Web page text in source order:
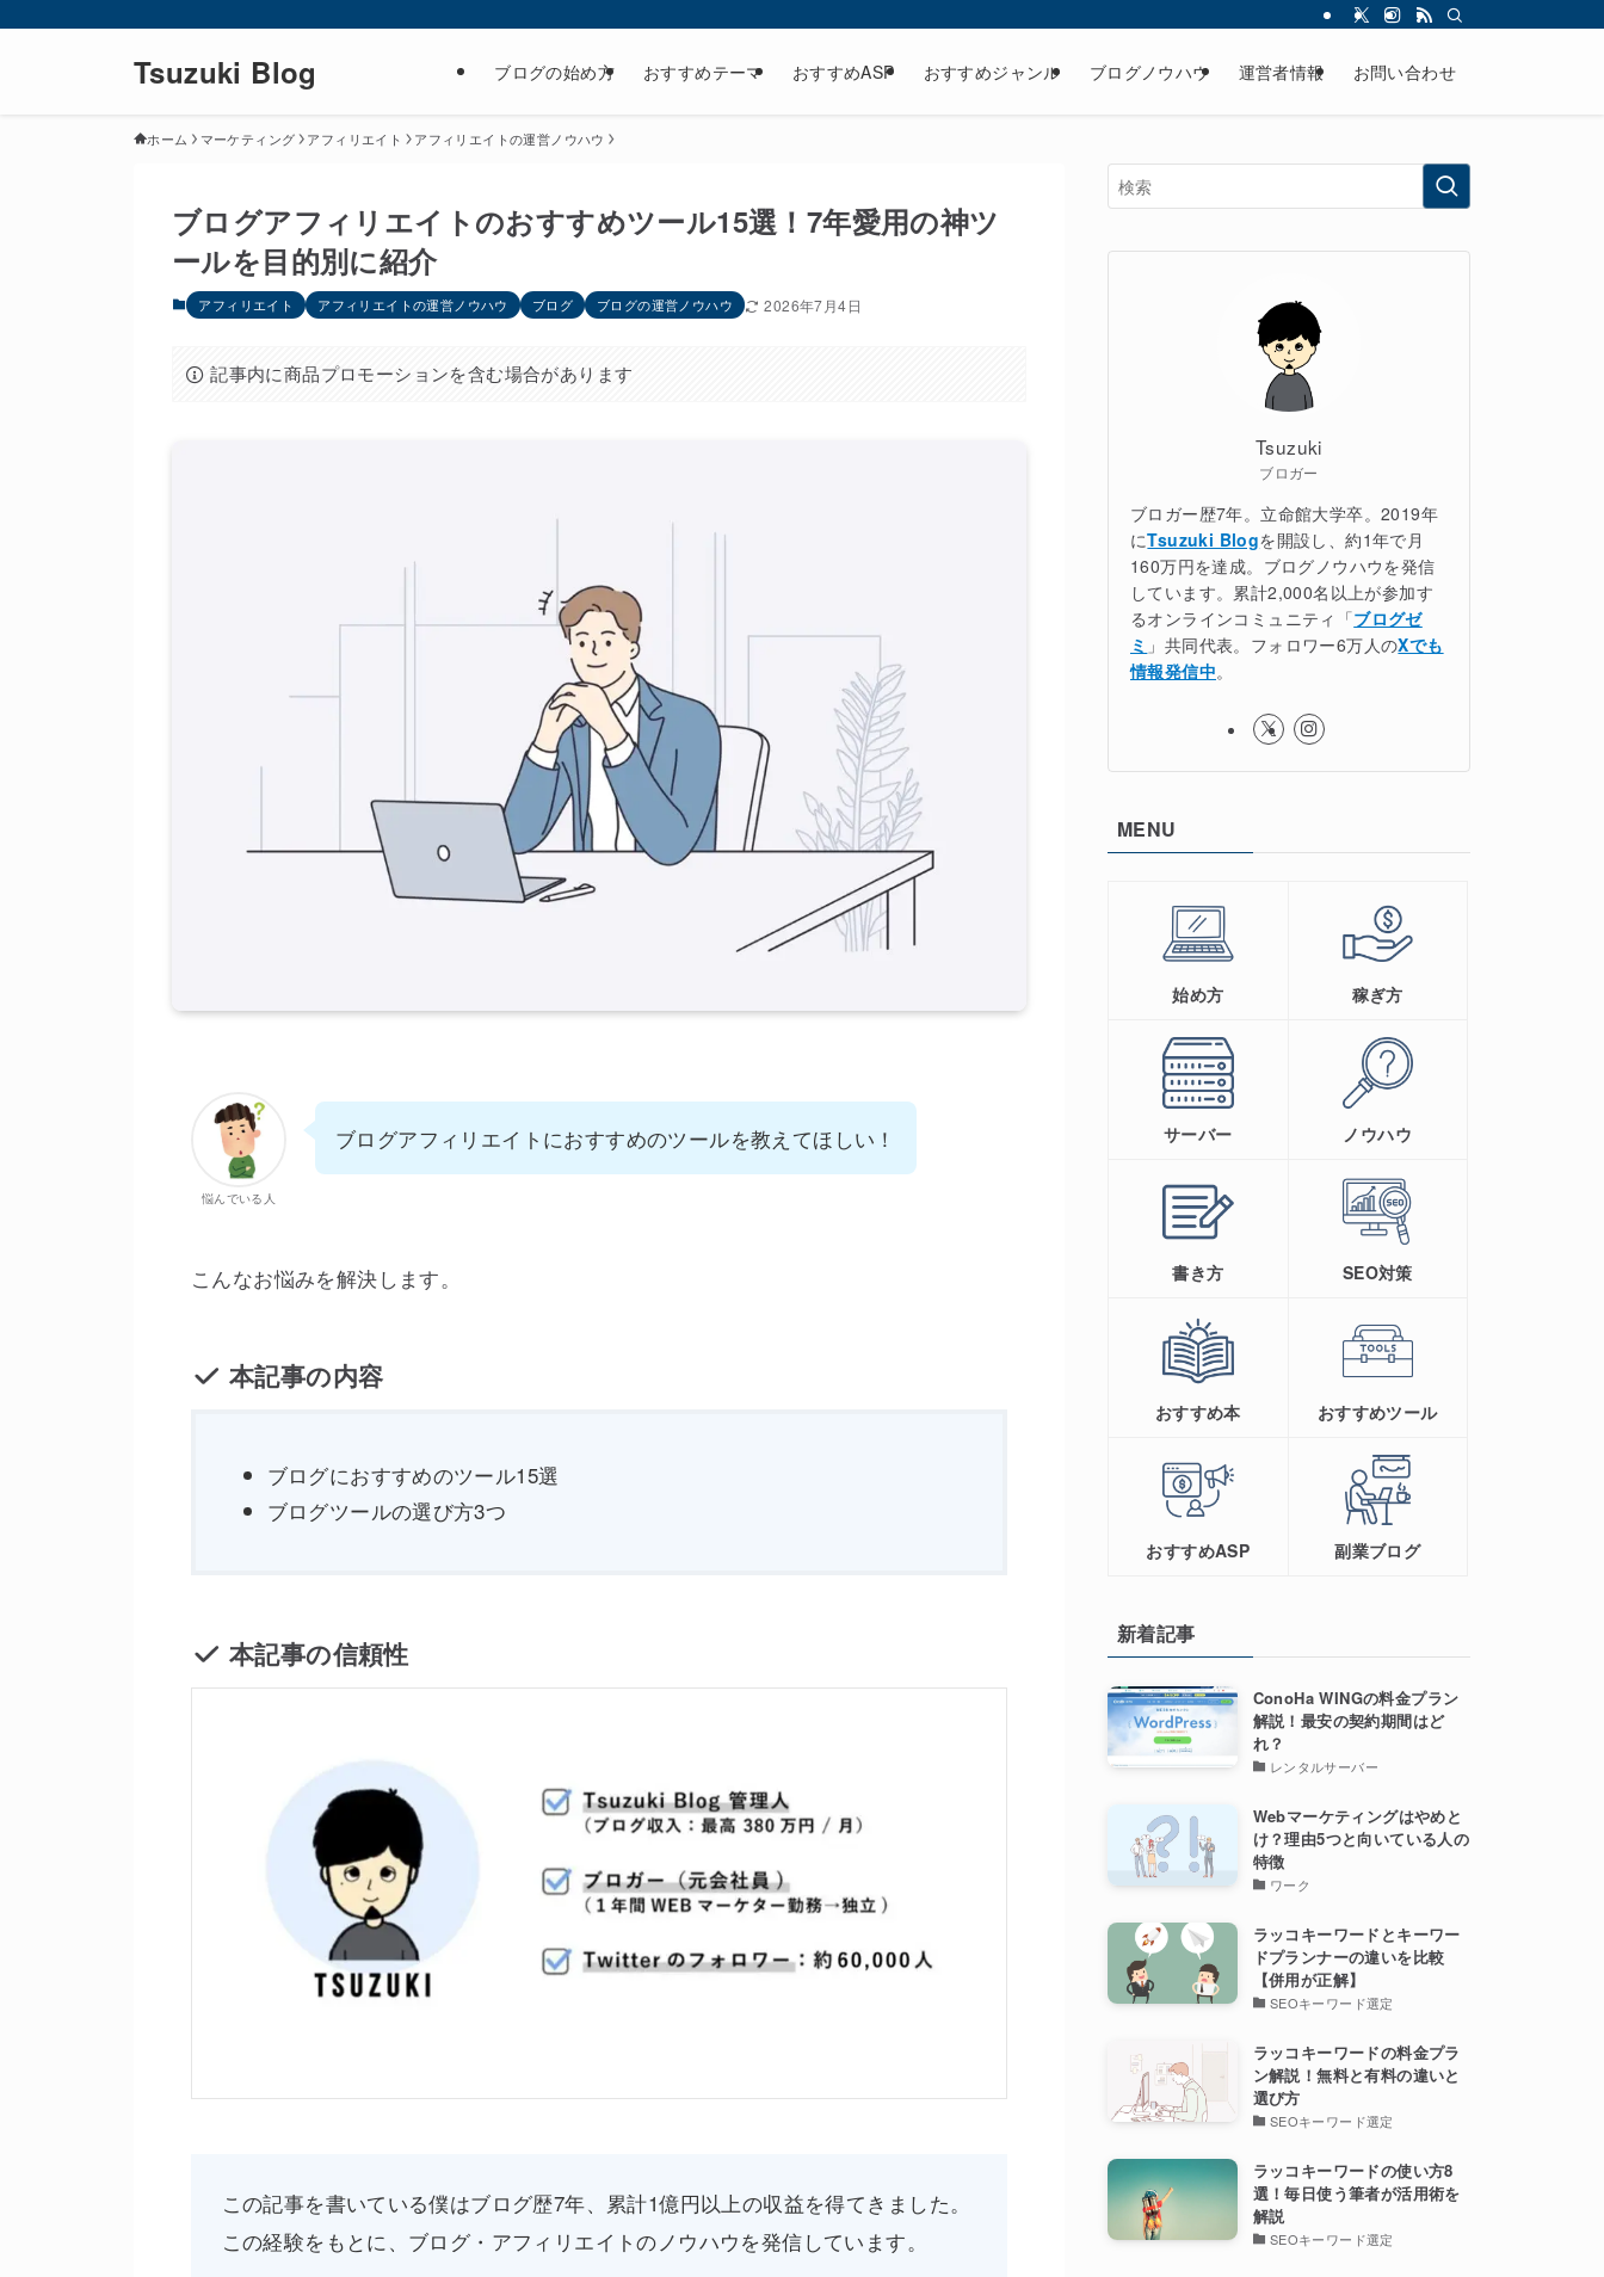
Tsuzuki Blog ブログの始め方 おすすめテーマ おすすめASP おすすめジャンル ブログノウハウ 運営者情報 お問い合わせ
ホーム マーケティング アフィリエイト アフィリエイトの運営ノウハウ
ブログアフィリエイトのおすすめツール15選！7年愛用の神ツ
ールを目的別に紹介
アフィリエイト アフィリエイトの運営ノウハウ ブログ ブログの運営ノウハウ 2026年7月4日
記事内に商品プロモーションを含む場合があります
悩んでいる人
ブログアフィリエイトにおすすめのツールを教えてほしい！
こんなお悩みを解決します。
本記事の内容
ブログにおすすめのツール15選
ブログツールの選び方3つ
本記事の信頼性
この記事を書いている僕はブログ歴7年、累計1億円以上の収益を得てきました。
この経験をもとに、ブログ・アフィリエイトのノウハウを発信しています。
Tsuzuki
ブロガー
ブロガー歴7年。立命館大学卒。2019年
にTsuzuki Blogを開設し、約1年で月
160万円を達成。ブログノウハウを発信
しています。累計2,000名以上が参加す
るオンラインコミュニティ「ブログゼ
ミ 」共同代表。フォロワー6万人のXでも
情報発信中。
MENU
始め方 稼ぎ方
サーバー ノウハウ
書き方 SEO対策
おすすめ本 おすすめツール
おすすめASP 副業ブログ
新着記事
ConoHa WINGの料金プラン
解説！最安の契約期間はど
れ？
レンタルサーバー
Webマーケティングはやめと
け？理由5つと向いている人の
特徴
ワーク
ラッコキーワードとキーワー
ドプランナーの違いを比較
【併用が正解】
SEOキーワード選定
ラッコキーワードの料金プラ
ン解説！無料と有料の違いと
選び方
SEOキーワード選定
ラッコキーワードの使い方8
選！毎日使う筆者が活用術を
解説
SEOキーワード選定